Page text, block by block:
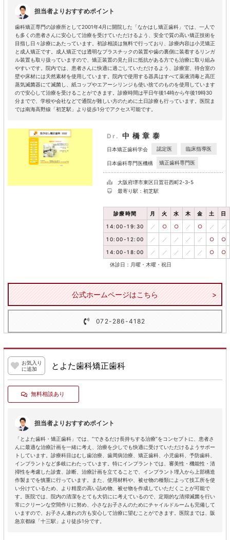
担当者よりおすすめポイント
歯科矯正専門の診療所として2001年4月に開院した「なかはし矯正歯科」では、一人で
も多くの患者さんに安心して治療を受けていただけるよう、安全で質の高い矯正技術を
目指し日々診療にあたっています。初診相談は無料で行っており、診療内容は小児矯正
と成人矯正です。成人矯正では透明なプラスチックの装置や歯の裏側に装着するリンガ
ル装置も取り扱っていますので、矯正装置の見た目に抵抗がある方でも治療に取り組み
やすいです。院内では、患者さんに快適に過ごしていただけるよう、診療室、待合室の
壁や床材には天然素材を使用しています。院内で使用する器具はすべて薬液消毒と高圧
蒸気滅菌器にて滅菌し、紙コップやエアーシリンジも使い捨てのものを使用しています
ので安心して治療を受けることができます。診療時間は平日午後14時から午後19時30
分までで、学校や会社などで通院が難しい方のために土日診療も行っています。医院ま
では南海高野線「初芝駅」より徒歩1分でアクセス可能です。
Dr. 中橋章泰
日本矯正歯科学会 認定医 臨床指導医
日本歯科専門医機構 矯正歯科専門医
大阪府堺市東区日置荘西町2-3-5
最寄り駅：初芝駅
診療時間 月 火 水 木 金 土 日
14:00-19:30 ／ ○ ○ ／ ○ ／ ／
10:00-12:00 ／ ／ ／ ／ ／ ○ ○
14:00-18:00 ／ ／ ／ ／ ／ ○ ○
休診日：月曜・木曜・祝日
公式ホームページはこちら
072-286-4182
お気入り
に追加
とよた歯科矯正歯科
無料相談あり
担当者よりおすすめポイント
「とよた歯科・矯正歯科」では、“できるだけ長持ちする治療”をコンセプトに、患者さ
んに最適な治療計画を一緒に考え、治療を少しでも快適に受けていただけるようサポー
トしています。診療科目はむし歯治療、歯周病治療、矯正歯科、小児歯科、予防歯科、
インプラントなど多岐にわたっています。特にインプラントでは、審美性・機能性・清
掃性を考慮した診査、診断、治療計画を立てることで、インプラント埋入から上部構造
作製までを慎重に行っています。また、使用材料や、被せ物の種類によって技工所を使
い分けているため、より精度の高い詰め物、被せ物を作成していただくことが可能で
す。医院では、院内の清潔をとても大切にに考えているので、定期的な清掃滅菌を行い
常にクリーンな空間作りに努め、小さなお子さんのためにチャイルドルームも完備して
いますので、お子さん連れの方も安心して治療に望むことができます。医院までは、阪
急京都線「十三駅」より徒歩1分です。